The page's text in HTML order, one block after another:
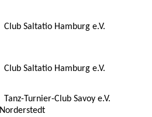
Club Saltatio Hamburg e.V.
Club Saltatio Hamburg e.V.
Tanz-Turnier-Club Savoy e.V.
Norderstedt